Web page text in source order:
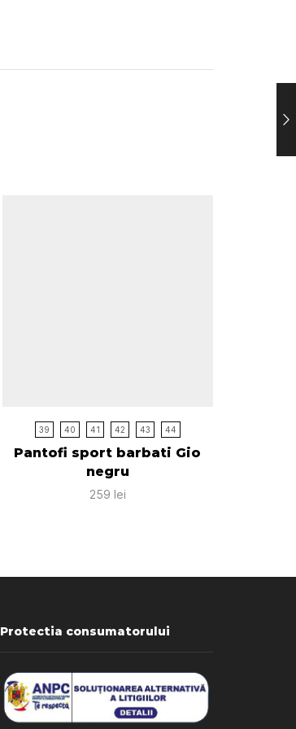
39 40 41 42 43 44
Pantofi sport barbati Gio
negru
259 lei
Protectia consumatorului